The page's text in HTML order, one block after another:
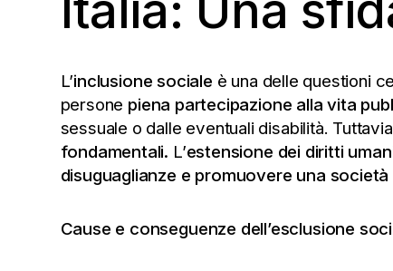
L’inclusione sociale è una delle questioni
persone piena partecipazione alla vita
sessuale o dalle eventuali disabilità.
fondamentali. L’estensione dei diritti
disuguaglianze e promuovere una
Cause e conseguenze dell’esclusione